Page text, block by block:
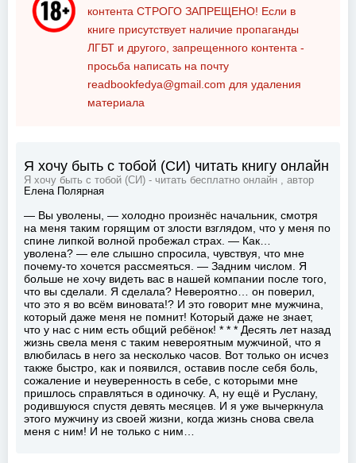
контента СТРОГО ЗАПРЕЩЕНО! Если в
книге присутствует наличие пропаганды
ЛГБТ и другого, запрещенного контента -
просьба написать на почту
readbookfedya@gmail.com для удаления
материала
Я хочу быть с тобой (СИ) читать книгу онлайн
Я хочу быть с тобой (СИ) - читать бесплатно онлайн , автор
Елена Полярная
— Вы уволены, — холодно произнёс начальник, смотря
на меня таким горящим от злости взглядом, что у меня по
спине липкой волной пробежал страх. — Как…
уволена? — еле слышно спросила, чувствуя, что мне
почему-то хочется рассмеяться. — Задним числом. Я
больше не хочу видеть вас в нашей компании после того,
что вы сделали. Я сделала? Невероятно… он поверил,
что это я во всём виновата!? И это говорит мне мужчина,
который даже меня не помнит! Который даже не знает,
что у нас с ним есть общий ребёнок! * * * Десять лет назад
жизнь свела меня с таким невероятным мужчиной, что я
влюбилась в него за несколько часов. Вот только он исчез
также быстро, как и появился, оставив после себя боль,
сожаление и неуверенность в себе, с которыми мне
пришлось справляться в одиночку. А, ну ещё и Руслану,
родившуюся спустя девять месяцев. И я уже вычеркнула
этого мужчину из своей жизни, когда жизнь снова свела
меня с ним! И не только с ним…